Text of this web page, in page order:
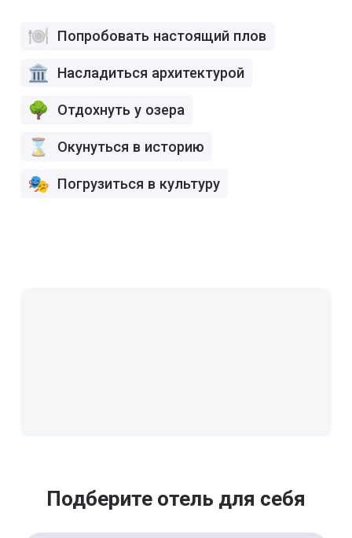
Попробовать настоящий плов
Насладиться архитектурой
Отдохнуть у озера
Окунуться в историю
Погрузиться в культуру
Подберите отель для себя